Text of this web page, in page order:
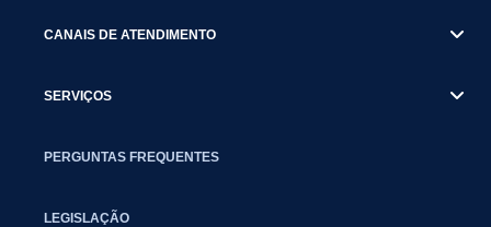
CANAIS DE ATENDIMENTO
SERVIÇOS
PERGUNTAS FREQUENTES
LEGISLAÇÃO